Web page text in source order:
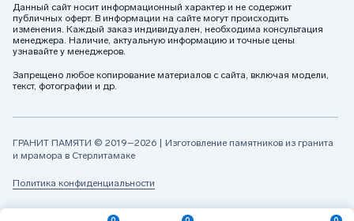
Данный сайт носит информационный характер и не содержит
публичных оферт. В информации на сайте могут происходить
изменения. Каждый заказ индивидуален, необходима консультация
менеджера. Наличие, актуальную информацию и точные цены
узнавайте у менеджеров.
Запрещено любое копирование материалов с сайта, включая модели,
текст, фотографии и др.
ГРАНИТ ПАМЯТИ © 2019–2026 | Изготовление памятников из гранита
и мрамора в Стерлитамаке
Политика конфиденциальности